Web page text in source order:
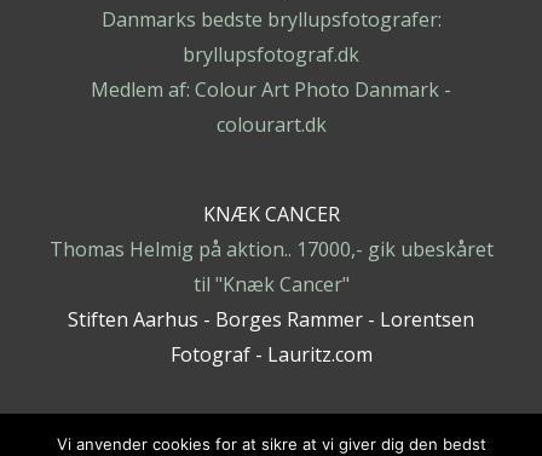
Danmarks bedste bryllupsfotografer:
bryllupsfotograf.dk
Medlem af: Colour Art Photo Danmark -
colourart.dk
KNÆK CANCER
Thomas Helmig på aktion.. 17000,- gik ubeskåret
til "Knæk Cancer"
Stiften Aarhus - Borges Rammer - Lorentsen
Fotograf - Lauritz.com
Vi anvender cookies for at sikre at vi giver dig den bedst